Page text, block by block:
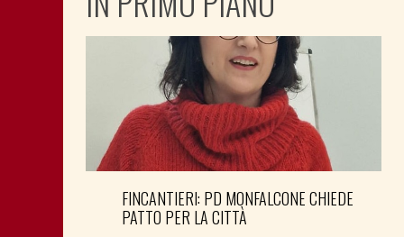
FINCANTIERI: PD MONFALCONE CHIEDE
PATTO PER LA CITTÀ